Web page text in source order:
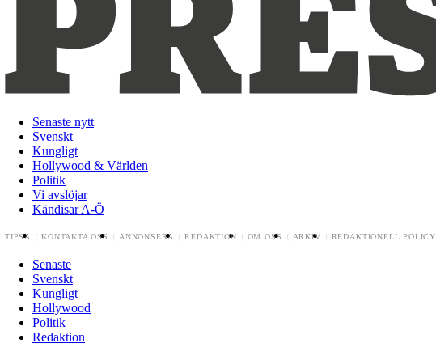
Senaste nytt
Svenskt
Kungligt
Hollywood & Världen
Politik
Vi avslöjar
Kändisar A-Ö
TIPSA KONTAKTA OSS ANNONSERA REDAKTION OM OSS ARKIV REDAKTIONELL POLICY
Senaste
Svenskt
Kungligt
Hollywood
Politik
Redaktion